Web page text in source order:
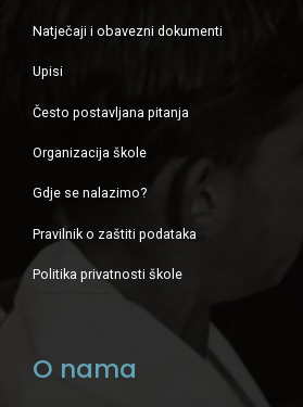
Natječaji i obavezni dokumenti
Upisi
Često postavljana pitanja
Organizacija škole
Gdje se nalazimo?
Pravilnik o zaštiti podataka
Politika privatnosti škole
O nama